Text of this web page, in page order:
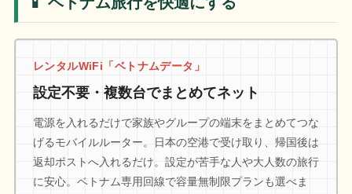
レンタルWiFi「ベトナムデータ」
設定不要・複数台でまとめてネット
電源を入れるだけで家族やグループの端末をまとめてつな
げるモバイルルーター。日本の空港で受け取り、帰国後は
返却ポストへ入れるだけ。設定が苦手な人や大人数の旅行
に安心。ベトナム専用回線で容量無制限プランも選べま